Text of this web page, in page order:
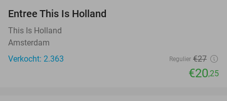
Entree This Is Holland
This Is Holland
Amsterdam
Verkocht: 2.363
Regulier €27
€20,25